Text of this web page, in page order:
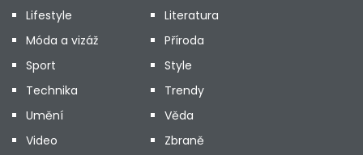
Lifestyle
Literatura
Móda a vizáž
Příroda
Sport
Style
Technika
Trendy
Umění
Věda
Video
Zbraně